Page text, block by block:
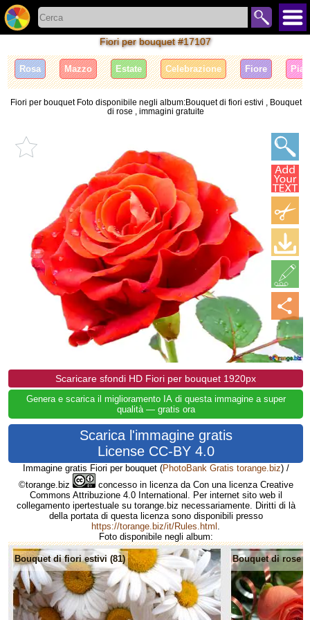
Fiori per bouquet #17107
Rosa Mazzo Estate Celebrazione Fiore
Fiori per bouquet Foto disponibile negli album:Bouquet di fiori estivi , Bouquet
di rose , immagini gratuite
Scaricare sfondi HD Fiori per bouquet 1920px
Genera e scarica il miglioramento IA di questa immagine a super
qualità — gratis ora
Scarica l'immagine gratis
License CC-BY 4.0
Immagine gratis Fiori per bouquet (PhotoBank Gratis torange.biz) /
©torange.biz
concesso in licenza da Con una licenza Creative
Commons Attribuzione 4.0 International. Per internet sito web il
collegamento ipertestuale su torange.biz necessariamente. Diritti di là
della portata di questa licenza sono disponibili presso
https://torange.biz/it/Rules.html
Foto disponibile negli album:
Bouquet di fiori estivi (81) Bouquet di rose